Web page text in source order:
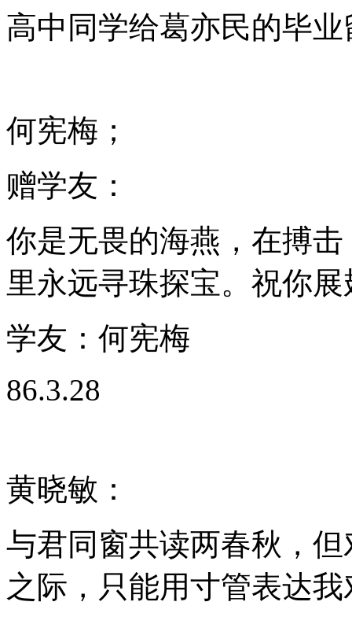
高中同学给葛亦民的毕
何宪梅；
赠学友：
你是无畏的海燕，在搏
里永远寻珠探宝。祝你
学友：何宪梅
86.3.28
黄晓敏：
与君同窗共读两春秋，
之际，只能用寸管表达